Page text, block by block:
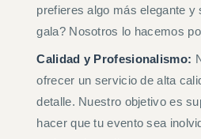
prefieres algo más elegante y
gala? Nosotros lo hacemos
Calidad y Profesionalismo:
ofrecer un servicio de alta
detalle. Nuestro objetivo es
hacer que tu evento sea